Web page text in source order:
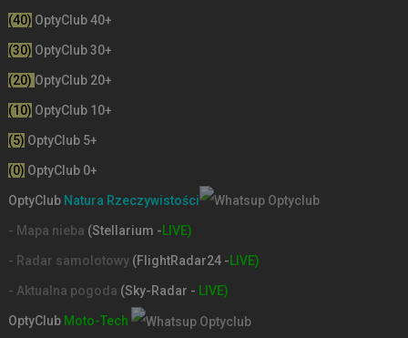
(40) OptyClub 40+
(30) OptyClub 30+
(20) OptyClub 20+
(10) OptyClub 10+
(5) OptyClub 5+
(0) OptyClub 0+
OptyClub Natura Rzeczywistości
- Mapa nieba (Stellarium -LIVE)
- Radar samolotowy (FlightRadar24 -LIVE)
- Aktualna pogoda (Sky-Radar - LIVE)
OptyClub Moto-Tech